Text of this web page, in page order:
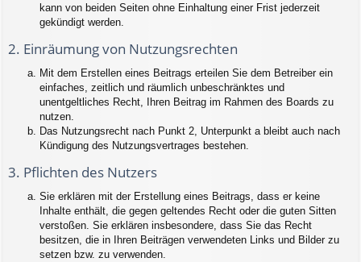
kann von beiden Seiten ohne Einhaltung einer Frist jederzeit
gekündigt werden.
2. Einräumung von Nutzungsrechten
Mit dem Erstellen eines Beitrags erteilen Sie dem Betreiber ein
einfaches, zeitlich und räumlich unbeschränktes und
unentgeltliches Recht, Ihren Beitrag im Rahmen des Boards zu
nutzen.
Das Nutzungsrecht nach Punkt 2, Unterpunkt a bleibt auch nach
Kündigung des Nutzungsvertrages bestehen.
3. Pflichten des Nutzers
Sie erklären mit der Erstellung eines Beitrags, dass er keine
Inhalte enthält, die gegen geltendes Recht oder die guten Sitten
verstoßen. Sie erklären insbesondere, dass Sie das Recht
besitzen, die in Ihren Beiträgen verwendeten Links und Bilder zu
setzen bzw. zu verwenden.